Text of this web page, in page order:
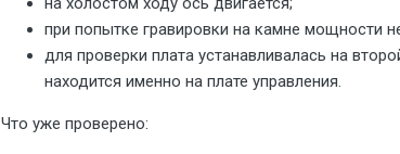
при попытке гравировки на камне мощности
для проверки плата устанавливалась на
находится именно на плате управления.
Что уже проверено: